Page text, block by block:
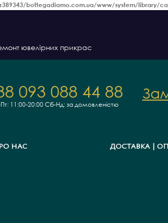
bottegadiamo.com.ua/www/system/library/
ювелірних прикрас
093 088 44 88
11:00-20:00 Сб-Нд: за домовленістю
НАС ДОСТАВКА |